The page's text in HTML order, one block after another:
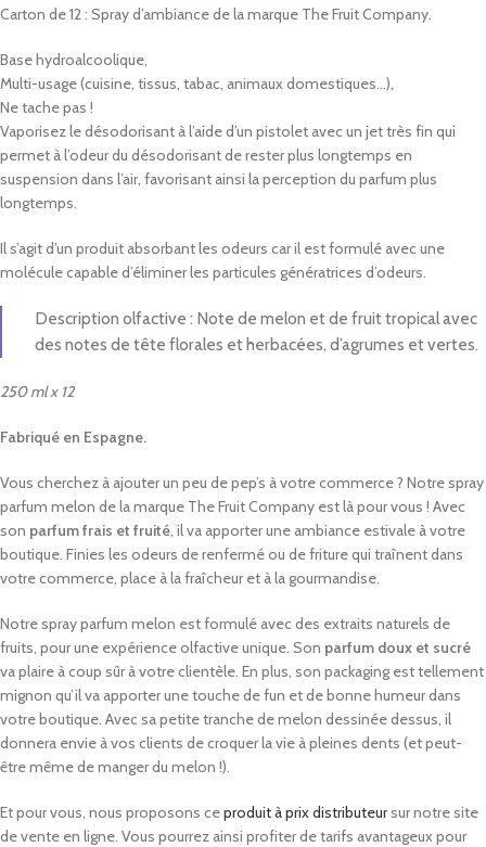
Carton de 12 : Spray d’ambiance de la marque The Fruit Company.
Base hydroalcoolique,
Multi-usage (cuisine, tissus, tabac, animaux domestiques…),
Ne tache pas !
Vaporisez le désodorisant à l’aide d’un pistolet avec un jet très fin qui
permet à l’odeur du désodorisant de rester plus longtemps en
suspension dans l’air, favorisant ainsi la perception du parfum plus
longtemps.
Il s’agit d’un produit absorbant les odeurs car il est formulé avec une
molécule capable d’éliminer les particules génératrices d’odeurs.
Description olfactive : Note de melon et de fruit tropical avec
des notes de tête florales et herbacées, d’agrumes et vertes.
250 ml x 12
Fabriqué en Espagne.
Vous cherchez à ajouter un peu de pep’s à votre commerce ? Notre spray
parfum melon de la marque The Fruit Company est là pour vous ! Avec
son parfum frais et fruité, il va apporter une ambiance estivale à votre
boutique. Finies les odeurs de renfermé ou de friture qui traînent dans
votre commerce, place à la fraîcheur et à la gourmandise.
Notre spray parfum melon est formulé avec des extraits naturels de
fruits, pour une expérience olfactive unique. Son parfum doux et sucré
va plaire à coup sûr à votre clientèle. En plus, son packaging est tellement
mignon qu’il va apporter une touche de fun et de bonne humeur dans
votre boutique. Avec sa petite tranche de melon dessinée dessus, il
donnera envie à vos clients de croquer la vie à pleines dents (et peut-
être même de manger du melon !).
Et pour vous, nous proposons ceproduit à prix distributeursur notre site
de vente en ligne. Vous pourrez ainsi profiter de tarifs avantageux pour